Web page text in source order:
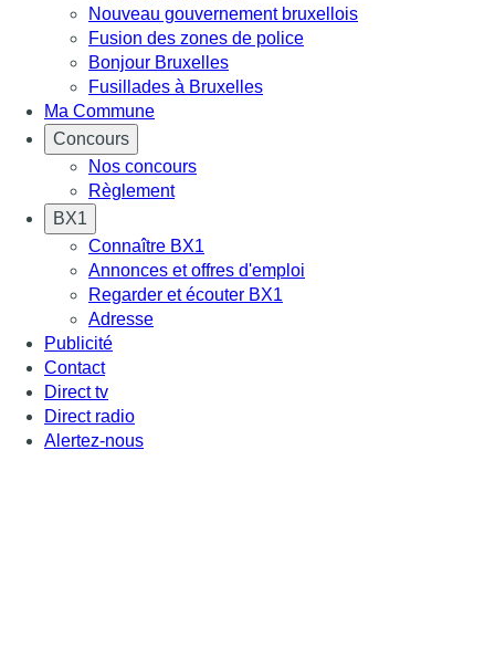
Nouveau gouvernement bruxellois
Fusion des zones de police
Bonjour Bruxelles
Fusillades à Bruxelles
Ma Commune
Concours
Nos concours
Règlement
BX1
Connaître BX1
Annonces et offres d'emploi
Regarder et écouter BX1
Adresse
Publicité
Contact
Direct tv
Direct radio
Alertez-nous